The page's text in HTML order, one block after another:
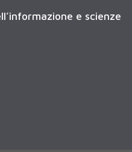
e scienze